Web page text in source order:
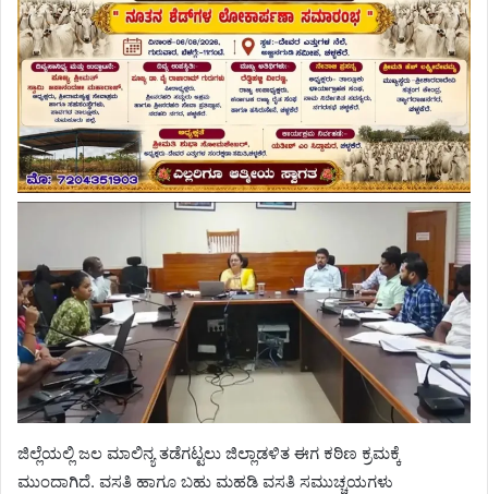
ಜಿಲ್ಲೆಯಲ್ಲಿ ಜಲ ಮಾಲಿನ್ಯ ತಡೆಗಟ್ಟಲು ಜಿಲ್ಲಾಡಳಿತ ಈಗ ಕಠಿಣ ಕ್ರಮಕ್ಕೆ
ಮುಂದಾಗಿದೆ. ವಸತಿ ಹಾಗೂ ಬಹು ಮಹಡಿ ವಸತಿ ಸಮುಚ್ಚಯಗಳು